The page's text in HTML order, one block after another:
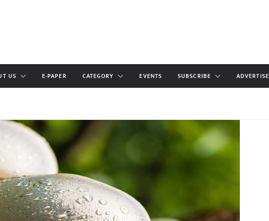
US E-PAPER CATEGORY EVENTS SUBSCRIBE ADVERTISE